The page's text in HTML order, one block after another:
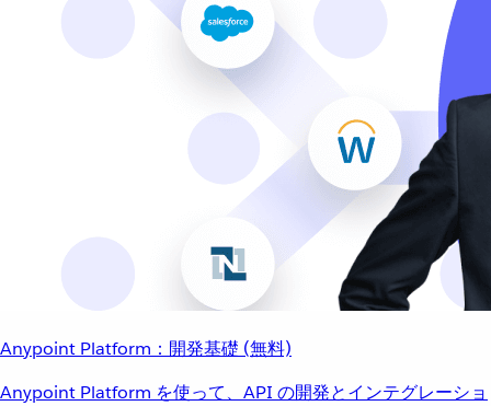
Anypoint Platform：開発基礎 (無料)
Anypoint Platform を使って、API の開発とインテグレーショ